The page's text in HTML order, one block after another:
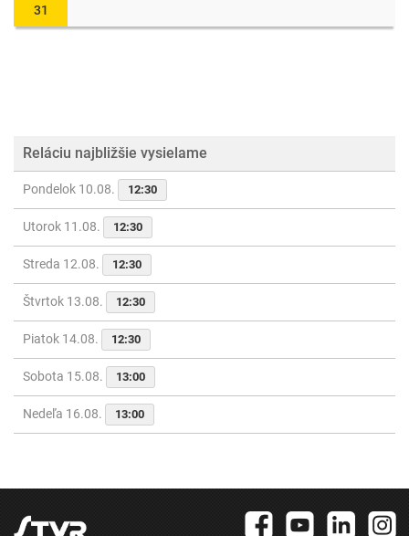
31
Reláciu najbližšie vysielame
Pondelok 10.08. 12:30
Utorok 11.08. 12:30
Streda 12.08. 12:30
Štvrtok 13.08. 12:30
Piatok 14.08. 12:30
Sobota 15.08. 13:00
Nedeľa 16.08. 13:00